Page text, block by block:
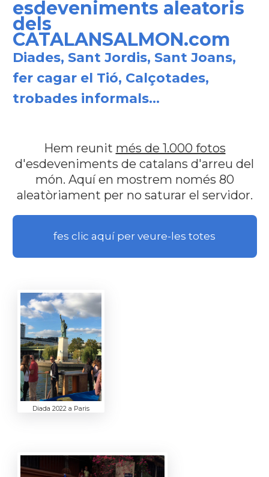
esdeveniments aleatoris
dels
CATALANSALMON.com
Diades, Sant Jordis, Sant Joans,
fer cagar el Tió, Calçotades,
trobades informals...
Hem reunit més de 1.000 fotos
d'esdeveniments de catalans d'arreu del
món. Aquí en mostrem només 80
aleatòriament per no saturar el servidor.
fes clic aquí per veure-les totes
Diada 2022 a Paris